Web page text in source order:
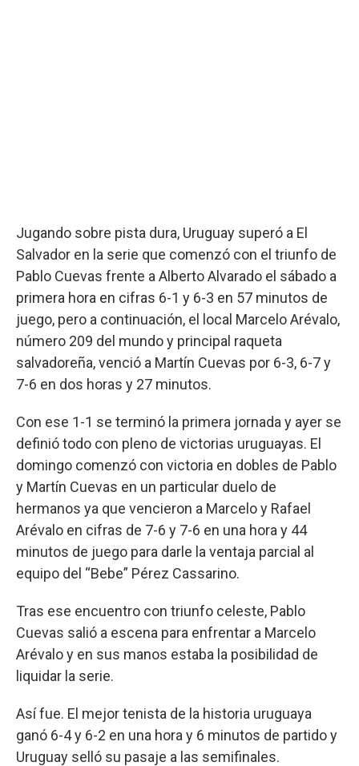
Jugando sobre pista dura, Uruguay superó a El
Salvador en la serie que comenzó con el triunfo de
Pablo Cuevas frente a Alberto Alvarado el sábado a
primera hora en cifras 6-1 y 6-3 en 57 minutos de
juego, pero a continuación, el local Marcelo Arévalo,
número 209 del mundo y principal raqueta
salvadoreña, venció a Martín Cuevas por 6-3, 6-7 y
7-6 en dos horas y 27 minutos.
Con ese 1-1 se terminó la primera jornada y ayer se
definió todo con pleno de victorias uruguayas. El
domingo comenzó con victoria en dobles de Pablo
y Martín Cuevas en un particular duelo de
hermanos ya que vencieron a Marcelo y Rafael
Arévalo en cifras de 7-6 y 7-6 en una hora y 44
minutos de juego para darle la ventaja parcial al
equipo del “Bebe” Pérez Cassarino.
Tras ese encuentro con triunfo celeste, Pablo
Cuevas salió a escena para enfrentar a Marcelo
Arévalo y en sus manos estaba la posibilidad de
liquidar la serie.
Así fue. El mejor tenista de la historia uruguaya
ganó 6-4 y 6-2 en una hora y 6 minutos de partido y
Uruguay selló su pasaje a las semifinales.